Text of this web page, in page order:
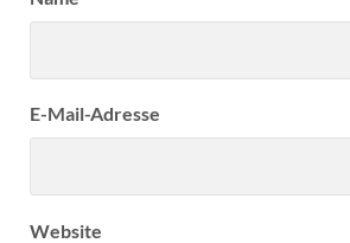
E-Mail-Adresse
Website